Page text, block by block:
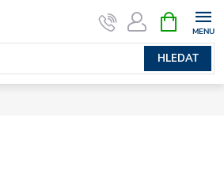
HLEDAT
NÁKUPNÍ
KOŠÍK